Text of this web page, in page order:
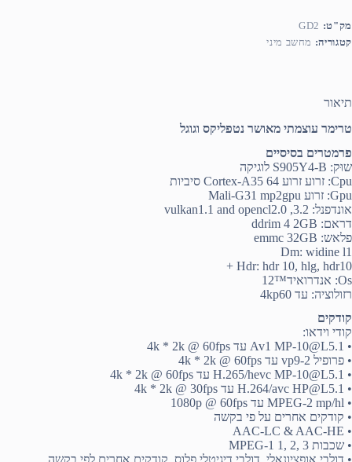
מק"ט: GD2
קטגוריה: מחשב מיני
תיאור
טרימר עוצמתי מאושר נטפליקס וגוגל
פרמטרים בסיסיים
שוּק: S905Y4-B לוגיקה
Cpu: זרוע זרוע Cortex-A35 64 סיביות
Gpu: זרוע Mali-G31 mp2gpu
אונדפנל: 3.2, vulkan1.1 and opencl2.0
דראם: ddrim 4 2GB
פלאש: emmc 32GB
Dm: widine l1
Hdr: hdr 10, hlg, hdr10 +
Os: אנדרואיד™12
רזולוציה: עד 4kp60
קודקים
קודי וידאו:
• Av1 MP-10@L5.1 עד 4k * 2k @ 60fps
• פרופיל vp9-2 עד 4k * 2k @ 60fps
• H.265/hevc MP-10@L5.1 עד 4k * 2k @ 60fps
• H.264/avc HP@L5.1 עד 4k * 2k @ 30fps
• MPEG-2 mp/hl עד 1080p @ 60fps
• קודקים אחרים על פי בקשה
• AAC-LC & AAC-HE
• שכבות MPEG-1 1, 2, 3